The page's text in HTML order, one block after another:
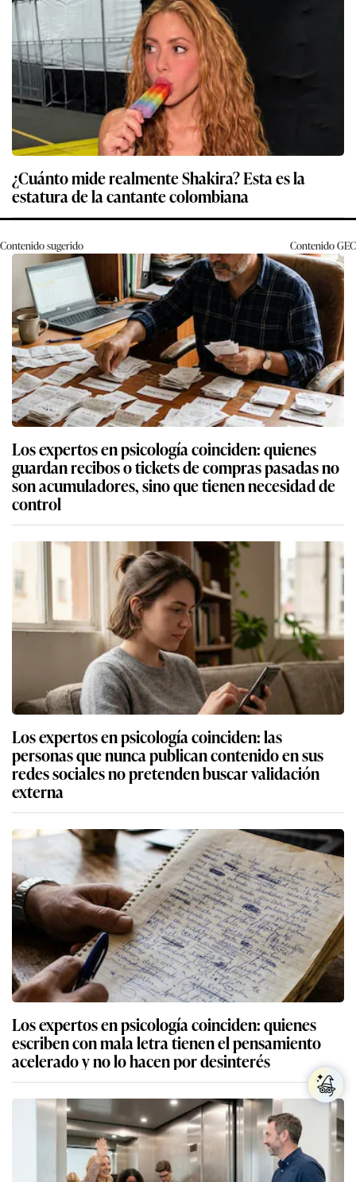
¿Cuánto mide realmente Shakira? Esta es la
estatura de la cantante colombiana
Contenido sugerido ContenidoGEC
Los expertos en psicología coinciden: quienes
guardan recibos o tickets de compras pasadas no
son acumuladores, sino que tienen necesidad de
control
Los expertos en psicología coinciden: las
personas que nunca publican contenido en sus
redes sociales no pretenden buscar validación
externa
Los expertos en psicología coinciden: quienes
escriben con mala letra tienen el pensamiento
acelerado y no lo hacen por desinterés